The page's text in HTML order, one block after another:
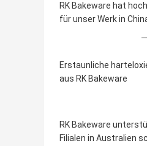
RK Bakeware hat
für unser Werk in
Erstaunliche
aus RK Bakeware
RK Bakeware
Filialen in Australien